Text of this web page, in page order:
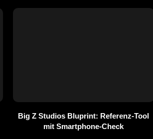
Big Z Studios Bluprint: Referenz-Tool
mit Smartphone-Check